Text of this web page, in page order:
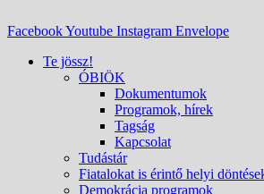
FacebookYoutube Instagram Envelope
Te jössz!
ÓBIÖK
Dokumentumok
Programok, hírek
Tagság
Kapcsolat
Tudástár
Fiatalokat is érintő helyi
Demokrácia programok